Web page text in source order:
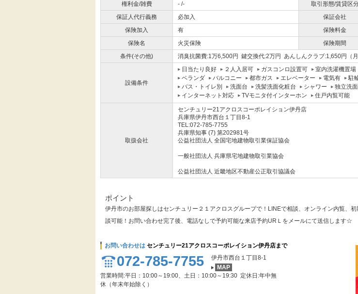
権利金/雑費
- /- 取引形態/賃貸区
保証人代行義務
必加入 保証会社
保険加入
有 保険料金
保険名
火災保険 保険期間
条件(その他)
消臭抗菌費:1万6,500円 鍵交換代:2万円 あんしんクラブ:1,650円（月
設備条件
日当たり良好 ２人入居可 ガスコンロ設置可 室内洗濯機置場
ベランダ
バルコニー 都市ガス エレベーター 電気有 駐
バス・トイレ別
洗面台 洗髪洗面化粧台 シャワー 独立洗
インターネット対応
TVモニタ付インターホン 住戸内覧可能
取扱会社
センチュリー21アクロスコーポレイション伊丹店
兵庫県伊丹市西台１丁目8-1
TEL:072-785-7755
兵庫県知事 (7) 第202981号
公益社団法人 全国宅地建物取引業保証協会
一般社団法人 兵庫県宅地建物取引業協会
公益社団法人 近畿地区不動産公正取引協議会
ポイント
伊丹市のお部屋探しはセンチュリー２１アクロスグループで！LINEで相談、オンライン内覧、
談可能！お問い合わせ完了後、電話なしで予約可能な来店予約URＬをメールにて送信します☆
お問い合わせは センチュリー21アクロスコーポレイション伊丹店まで
072-785-7755
伊丹市西台１丁目8-1
MAP
営業時間:平日：10:00～19:00、土日：10:00～19:30 定休日:年中無
休（年末年始除く）